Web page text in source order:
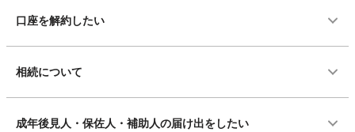
口座を解約したい
相続について
成年後見人・保佐人・補助人の届け出をしたい